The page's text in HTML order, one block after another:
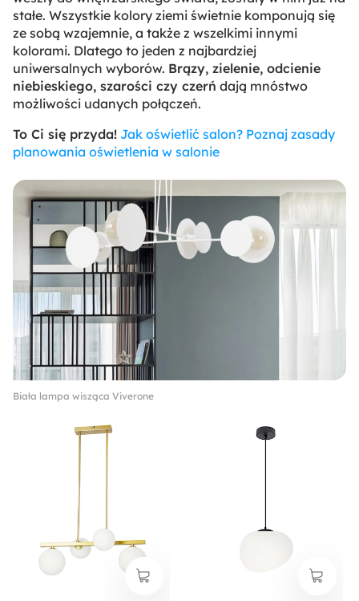
stałe. Wszystkie kolory ziemi świetnie komponują się
ze sobą wzajemnie, a także z wszelkimi innymi
kolorami. Dlatego to jeden z najbardziej
uniwersalnych wyborów. Brązy, zielenie, odcienie
niebieskiego, szarości czy czerń dają mnóstwo
możliwości udanych połączeń.
To Ci się przyda! Jak oświetlić salon? Poznaj zasady
planowania oświetlenia w salonie
Biała lampa wisząca Viverone